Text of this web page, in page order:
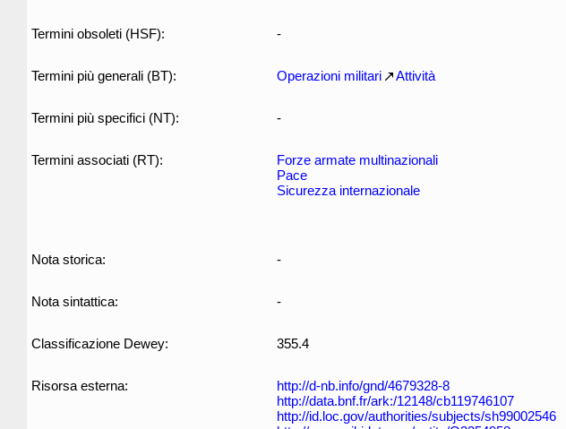
Termini obsoleti (HSF): -
Termini più generali (BT): Operazioni militari Attività
Termini più specifici (NT): -
Termini associati (RT):
Forze armate multinazionali
Pace
Sicurezza internazionale
Nota storica: -
Nota sintattica: -
Classificazione Dewey: 355.4
Risorsa esterna:
http://d-nb.info/gnd/4679328-8
http://data.bnf.fr/ark:/12148/cb119746107
http://id.loc.gov/authorities/subjects/sh99002546